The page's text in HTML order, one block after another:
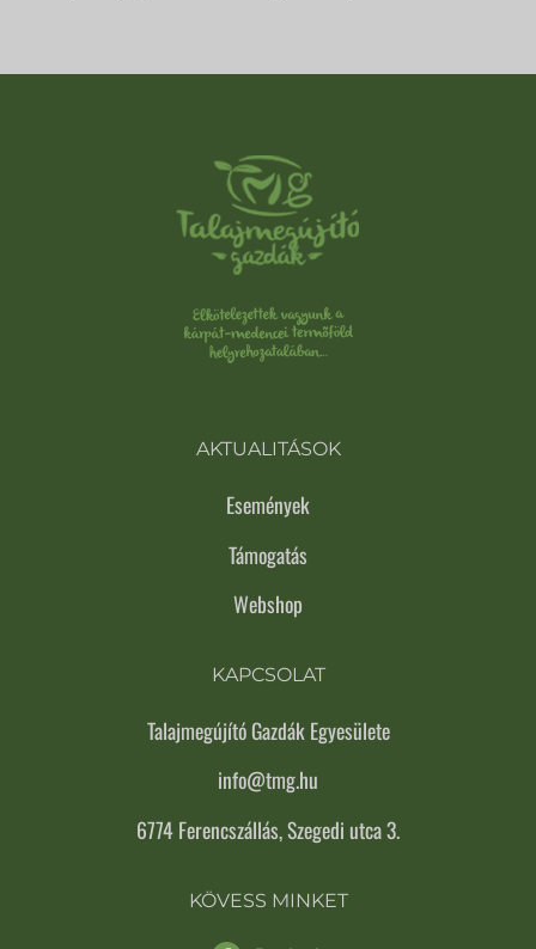
AKTUALITÁSOK
Események
Támogatás
Webshop
KAPCSOLAT
Talajmegújító Gazdák Egyesülete
info@tmg.hu
6774 Ferencszállás, Szegedi utca 3.
KÖVESS MINKET